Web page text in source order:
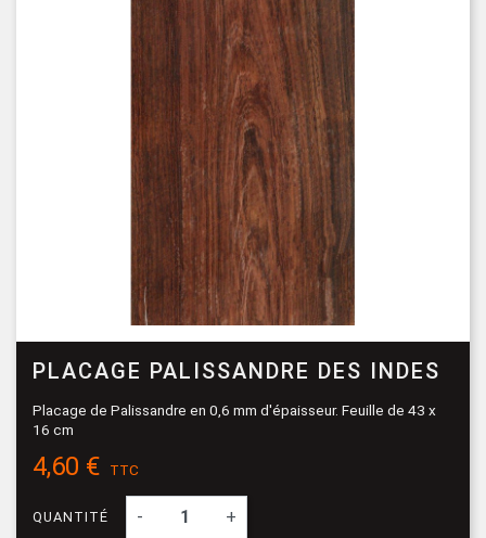
PLACAGE PALISSANDRE DES INDES
Placage de Palissandre en 0,6 mm d'épaisseur. Feuille de 43 x
16 cm
4,60 € TTC
QUANTITÉ - +